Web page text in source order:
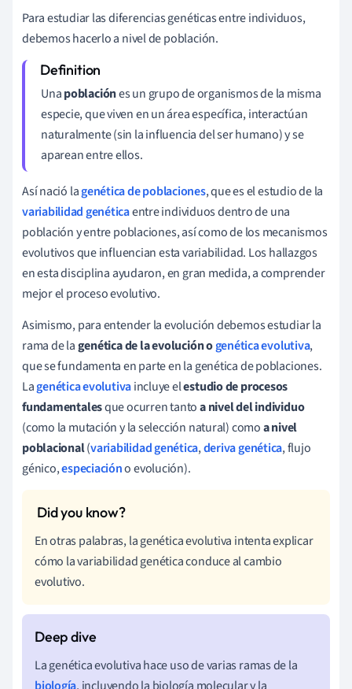
Para estudiar las diferencias genéticas entre individuos,
debemos hacerlo a nivel de población.
Unapoblaciónes un grupo de organismos de la misma
especie, que viven en un área específica, interactúan
naturalmente (sin la influencia del ser humano) y se
aparean entre ellos.
Así nació lagenética de poblaciones, que es el estudio de la
variabilidad genéticaentre individuos dentro de una
población y entre poblaciones, así como de los mecanismos
evolutivos que influencian esta variabilidad. Los hallazgos
en esta disciplina ayudaron, en gran medida, a comprender
mejor el proceso evolutivo.
Asimismo, para entender la evolución debemos estudiar la
rama de lagenética de la evolución ogenética evolutiva,
que se fundamenta en parte en la genética de poblaciones.
Lagenética evolutivaincluye elestudio de procesos
fundamentalesque ocurren tantoa nivel del individuo
(como la mutación y la selección natural) comoa nivel
poblacional(variabilidad genética,deriva genética, flujo
génico,especiacióno evolución).
En otras palabras, la genética evolutiva intenta explicar
cómo la variabilidad genética conduce al cambio
evolutivo.
La genética evolutiva hace uso de varias ramas de la
biología, incluyendo la biología molecular y la